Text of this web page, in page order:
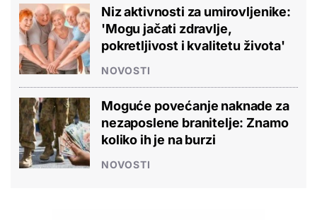
Niz aktivnosti za umirovljenike:
'Mogu jačati zdravlje,
pokretljivost i kvalitetu života'
NOVOSTI
Moguće povećanje naknade za
nezaposlene branitelje: Znamo
koliko ih je na burzi
NOVOSTI